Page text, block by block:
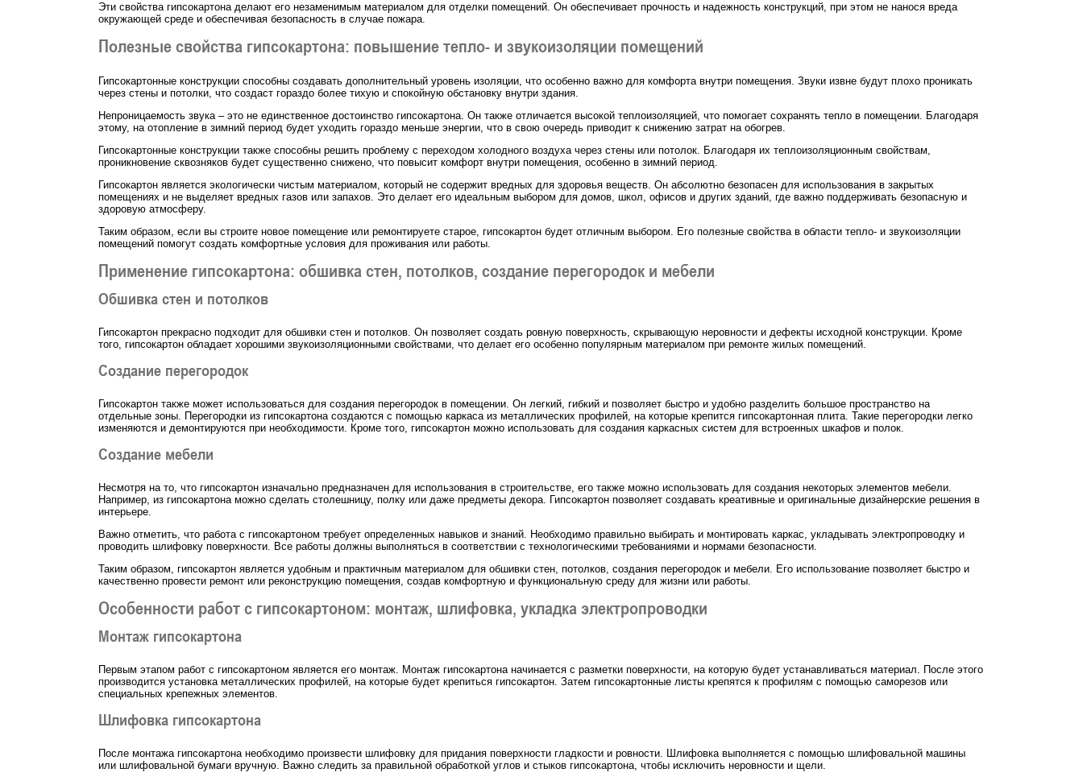
Эти свойства гипсокартона делают его незаменимым материалом для отделки помещений. Он обеспечивает прочность и надежность конструкций, при этом не нанося вреда
окружающей среде и обеспечивая безопасность в случае пожара.
Полезные свойства гипсокартона: повышение тепло- и звукоизоляции помещений
Гипсокартонные конструкции способны создавать дополнительный уровень изоляции, что особенно важно для комфорта внутри помещения. Звуки извне будут плохо проникать
через стены и потолки, что создаст гораздо более тихую и спокойную обстановку внутри здания.
Непроницаемость звука – это не единственное достоинство гипсокартона. Он также отличается высокой теплоизоляцией, что помогает сохранять тепло в помещении. Благодаря
этому, на отопление в зимний период будет уходить гораздо меньше энергии, что в свою очередь приводит к снижению затрат на обогрев.
Гипсокартонные конструкции также способны решить проблему с переходом холодного воздуха через стены или потолок. Благодаря их теплоизоляционным свойствам,
проникновение сквозняков будет существенно снижено, что повысит комфорт внутри помещения, особенно в зимний период.
Гипсокартон является экологически чистым материалом, который не содержит вредных для здоровья веществ. Он абсолютно безопасен для использования в закрытых
помещениях и не выделяет вредных газов или запахов. Это делает его идеальным выбором для домов, школ, офисов и других зданий, где важно поддерживать безопасную и
здоровую атмосферу.
Таким образом, если вы строите новое помещение или ремонтируете старое, гипсокартон будет отличным выбором. Его полезные свойства в области тепло- и звукоизоляции
помещений помогут создать комфортные условия для проживания или работы.
Применение гипсокартона: обшивка стен, потолков, создание перегородок и мебели
Обшивка стен и потолков
Гипсокартон прекрасно подходит для обшивки стен и потолков. Он позволяет создать ровную поверхность, скрывающую неровности и дефекты исходной конструкции. Кроме
того, гипсокартон обладает хорошими звукоизоляционными свойствами, что делает его особенно популярным материалом при ремонте жилых помещений.
Создание перегородок
Гипсокартон также может использоваться для создания перегородок в помещении. Он легкий, гибкий и позволяет быстро и удобно разделить большое пространство на
отдельные зоны. Перегородки из гипсокартона создаются с помощью каркаса из металлических профилей, на которые крепится гипсокартонная плита. Такие перегородки легко
изменяются и демонтируются при необходимости. Кроме того, гипсокартон можно использовать для создания каркасных систем для встроенных шкафов и полок.
Создание мебели
Несмотря на то, что гипсокартон изначально предназначен для использования в строительстве, его также можно использовать для создания некоторых элементов мебели.
Например, из гипсокартона можно сделать столешницу, полку или даже предметы декора. Гипсокартон позволяет создавать креативные и оригинальные дизайнерские решения в
интерьере.
Важно отметить, что работа с гипсокартоном требует определенных навыков и знаний. Необходимо правильно выбирать и монтировать каркас, укладывать электропроводку и
проводить шлифовку поверхности. Все работы должны выполняться в соответствии с технологическими требованиями и нормами безопасности.
Таким образом, гипсокартон является удобным и практичным материалом для обшивки стен, потолков, создания перегородок и мебели. Его использование позволяет быстро и
качественно провести ремонт или реконструкцию помещения, создав комфортную и функциональную среду для жизни или работы.
Особенности работ с гипсокартоном: монтаж, шлифовка, укладка электропроводки
Монтаж гипсокартона
Первым этапом работ с гипсокартоном является его монтаж. Монтаж гипсокартона начинается с разметки поверхности, на которую будет устанавливаться материал. После этого
производится установка металлических профилей, на которые будет крепиться гипсокартон. Затем гипсокартонные листы крепятся к профилям с помощью саморезов или
специальных крепежных элементов.
Шлифовка гипсокартона
После монтажа гипсокартона необходимо произвести шлифовку для придания поверхности гладкости и ровности. Шлифовка выполняется с помощью шлифовальной машины
или шлифовальной бумаги вручную. Важно следить за правильной обработкой углов и стыков гипсокартона, чтобы исключить неровности и щели.